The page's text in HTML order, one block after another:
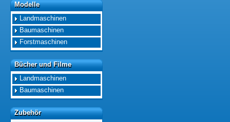
Modelle
Modelle
Landmaschinen
Baumaschinen
Forstmaschinen
Bücher und Filme
Bücher und Filme
Landmaschinen
Baumaschinen
Zubehör
Zubehör